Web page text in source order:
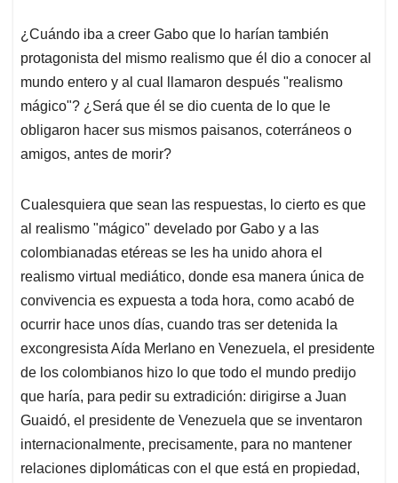
¿Cuándo iba a creer Gabo que lo harían también
protagonista del mismo realismo que él dio a conocer al
mundo entero y al cual llamaron después "realismo
mágico"? ¿Será que él se dio cuenta de lo que le
obligaron hacer sus mismos paisanos, coterráneos o
amigos, antes de morir?
Cualesquiera que sean las respuestas, lo cierto es que
al realismo "mágico" develado por Gabo y a las
colombianadas etéreas se les ha unido ahora el
realismo virtual mediático, donde esa manera única de
convivencia es expuesta a toda hora, como acabó de
ocurrir hace unos días, cuando tras ser detenida la
excongresista Aída Merlano en Venezuela, el presidente
de los colombianos hizo lo que todo el mundo predijo
que haría, para pedir su extradición: dirigirse a Juan
Guaidó, el presidente de Venezuela que se inventaron
internacionalmente, precisamente, para no mantener
relaciones diplomáticas con el que está en propiedad,